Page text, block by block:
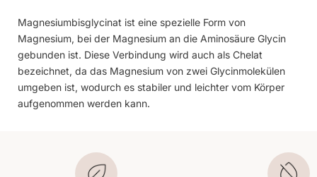
Magnesiumbisglycinat ist eine spezielle Form von
Magnesium, bei der Magnesium an die Aminosäure Glycin
gebunden ist. Diese Verbindung wird auch als Chelat
bezeichnet, da das Magnesium von zwei Glycinmolekülen
umgeben ist, wodurch es stabiler und leichter vom Körper
aufgenommen werden kann.